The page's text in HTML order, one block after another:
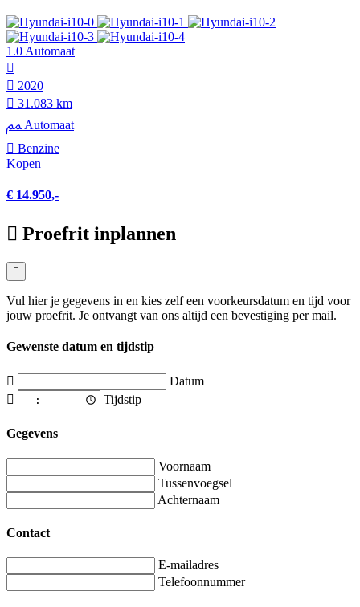
1.0 Automaat
2020
31.083 km
Automaat
Benzine
Kopen
€ 14.950,-
Proefrit inplannen
Vul hier je gegevens in en kies zelf een voorkeursdatum en tijd voor
jouw proefrit. Je ontvangt van ons altijd een bevestiging per mail.
Gewenste datum en tijdstip
Datum
Tijdstip
Gegevens
Voornaam
Tussenvoegsel
Achternaam
Contact
E-mailadres
Telefoonnummer